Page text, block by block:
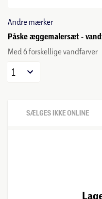
Andre mærker
Påske æggemalersæt -
Med 6 forskellige vandfarver
1
SÆLGES IKKE ONLINE